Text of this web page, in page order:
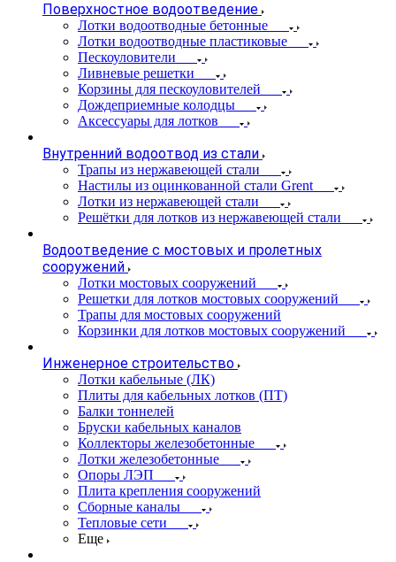
Поверхностное водоотведение
Лотки водоотводные бетонные
Лотки водоотводные пластиковые
Пескоуловители
Ливневые решетки
Корзины для пескоуловителей
Дождеприемные колодцы
Аксессуары для лотков
Внутренний водоотвод из стали
Трапы из нержавеющей стали
Настилы из оцинкованной стали Grent
Лотки из нержавеющей стали
Решётки для лотков из нержавеющей стали
Водоотведение с мостовых и пролетных
сооружений
Лотки мостовых сооружений
Решетки для лотков мостовых сооружений
Трапы для мостовых сооружений
Корзинки для лотков мостовых сооружений
Инженерное строительство
Лотки кабельные (ЛК)
Плиты для кабельных лотков (ПТ)
Балки тоннелей
Бруски кабельных каналов
Коллекторы железобетонные
Лотки железобетонные
Опоры ЛЭП
Плита крепления сооружений
Сборные каналы
Тепловые сети
Еще